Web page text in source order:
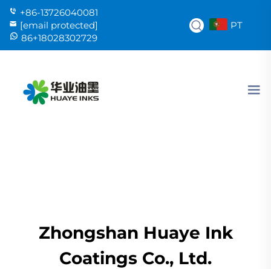
+86-13726040081
[email protected]
86+18028302729
PT
Zhongshan Huaye Ink
Coatings Co., Ltd.